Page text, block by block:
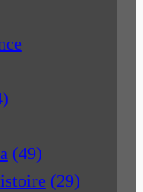
(49)
(29)